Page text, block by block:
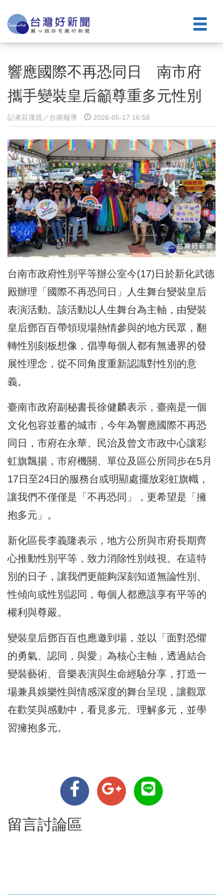
響應國際不再恐同日 南市府
攜手變裝皇后籲尊重多元性別
記者莊漢昌／台南報導 2026-05-17 16:58
台南市政府性別平等辦公室今(17)日於新化武德
殿辦理「國際不再恐同日」人生舞台變裝皇后
表演活動。該活動以人生舞台為主軸，由變裝
皇后鄧百百帶領現場熱情參與的地方民眾，翻
轉性別刻板想像，倡導每個人都有無邊界的發
展性理念，從不同角度重新認識對性別的意
義。
臺南市政府副秘書長徐健麟表示，臺南是一個
文化包容並蓄的城市，今年為響應國際不再恐
同日，市府在永華、民治及曾文市政中心讓彩
虹旗飄揚，市府機關、單位及區公所同步在5月
17日至24日的服務台或明顯處擺放彩虹旗幟，
讓我們不僅僅是「不再恐同」，更希望是「擁
抱多元」。
新化區長李義隆表示，地方公所與市府長期齊
心推動性別平等，致力消除性別歧視。在這特
別的日子，讓我們更能夠深刻知道無論性別、
性傾向或性別認同，每個人都應該享有平等的
權利與尊嚴。
變裝皇后鄧百百也應邀到場，並以「面對恐懼
的勇氣、認同，與愛」為核心主軸，透過結合
變裝藝術、音樂表演與生命經驗分享，打造一
場兼具娛樂性與情感深度的舞台呈現，讓觀眾
在歡笑與感動中，看見多元、理解多元，並學
習擁抱多元。
留言討論區